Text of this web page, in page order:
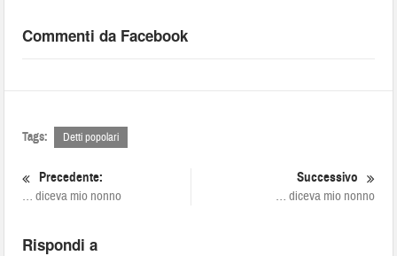
Commenti da Facebook
Tags: Detti popolari
Precedente:
… diceva mio nonno
Successivo
… diceva mio nonno
Rispondi a